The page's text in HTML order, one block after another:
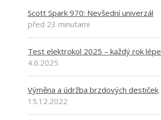
Scott Spark 970: Nevšední univerzál
před 23 minutami
Test elektrokol 2025 – každý rok lépe
4.6.2025
Výměna a údržba brzdových destiček
15.12.2022